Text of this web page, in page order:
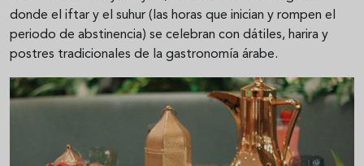
donde el iftar y el suhur (las horas que inician y rompen el
periodo de abstinencia) se celebran con dátiles, harira y
postres tradicionales de la gastronomía árabe.